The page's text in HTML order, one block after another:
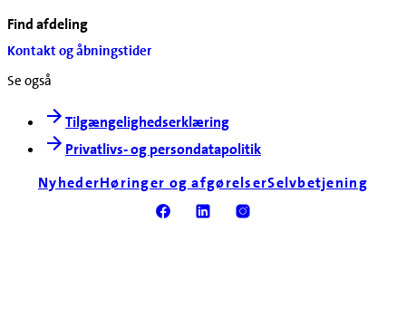
Find afdeling
Kontakt og åbningstider
Se også
Tilgængelighedserklæring
Privatlivs- og persondatapolitik
NyhederHøringer og afgørelserSelvbetjening